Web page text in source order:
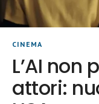
CINEMA
L’AI
attori: